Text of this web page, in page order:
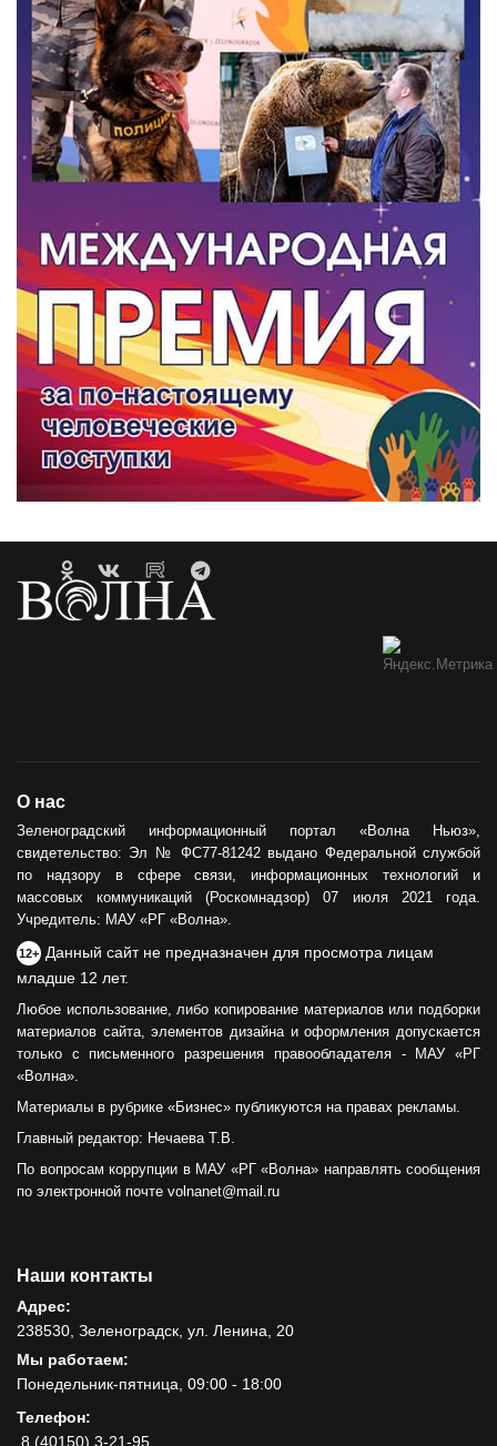
О нас
Зеленоградский информационный портал «Волна Ньюз»,
свидетельство: Эл № ФС77-81242 выдано Федеральной службой
по надзору в сфере связи, информационных технологий и
массовых коммуникаций (Роскомнадзор) 07 июля 2021 года.
Учредитель: МАУ «РГ «Волна».
12+ Данный сайт не предназначен для просмотра лицам
младше 12 лет.
Любое использование, либо копирование материалов или подборки
материалов сайта, элементов дизайна и оформления допускается
только с письменного разрешения правообладателя - МАУ «РГ
«Волна».
Материалы в рубрике «Бизнес» публикуются на правах рекламы.
Главный редактор: Нечаева Т.В.
По вопросам коррупции в МАУ «РГ «Волна» направлять сообщения
по электронной почте volnanet@mail.ru
Наши контакты
Адрес:
238530, Зеленоградск, ул. Ленина, 20
Мы работаем:
Понедельник-пятница, 09:00 - 18:00
Телефон:
8 (40150) 3-21-95